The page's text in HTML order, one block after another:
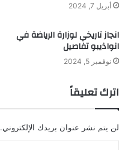
أبريل 7, 2024
انجاز تاريخي لوزارة الرياضة في
انواذيبو تفاصيل
نوفمبر 5, 2024
اترك تعليقاً
لن يتم نشر عنوان بريدك الإلكتروني.